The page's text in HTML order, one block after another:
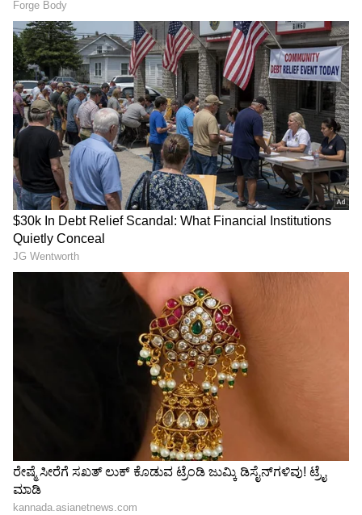
ಬಹಿರಂಗಪಡಿಸಿದ್ದಾರೆ.'ನನ್ನ ಲೈಂಗಿಕತೆಯ ಬಗ್ಗೆ ಹಲವು
ಊಹಾಪೋಹಗಳಿವೆ. ಶಾರುಖ್ ಮತ್ತು ನನ್ನ ಬಗ್ಗೆ ಹಲವು
ವರ್ಷಗಳಿಂದ ವದಂತಿಗಳಿವೆ ಮತ್ತು ಅದರಿಂದ ನನಗೆ
ನೋವಾಗಿದೆ. ನಾನು ಹಿಂದಿ ಚಾನೆಲ್‌ನಲ್ಲಿ
ಕಾರ್ಯಕ್ರಮವೊಂದರಲ್ಲಿ ಶಾರುಖ್ ಬಗ್ಗೆ ನನ್ನನ್ನು
ಕೇಳಲಾಯಿತು' ಎಂದಿದ್ದಾರೆ ನಿರ್ದೇಶಕ ಮತ್ತು ನಿರ್ಮಾಪಕ.